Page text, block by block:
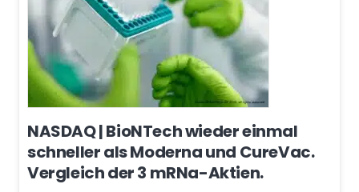
NASDAQ | BioNTech wieder einmal
schneller als Moderna und CureVac.
Vergleich der 3 mRNa-Aktien.